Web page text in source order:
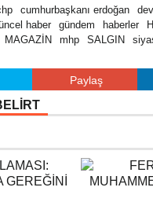
cumhurbaşkanı erdoğan
haber gündem haberler
MAGAZİN mhp SALGIN
Paylaş